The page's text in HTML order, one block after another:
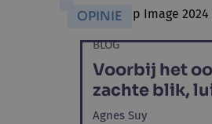
OPINIE
BLOG
Voorbij het
zachte blik,
Agnes Suy